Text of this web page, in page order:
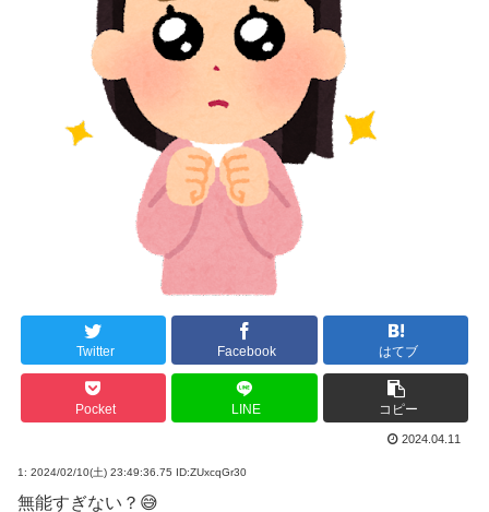
Twitter Facebook はてブ
Pocket LINE コピー
2024.04.11
1: 2024/02/10(土) 23:49:36.75 ID:ZUxcqGr30
無能すぎない？😅